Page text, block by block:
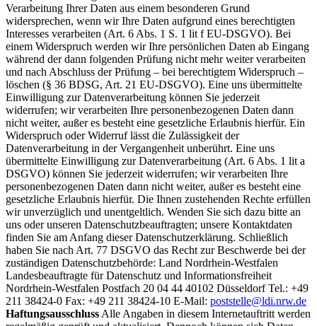
Verarbeitung Ihrer Daten aus einem besonderen Grund
widersprechen, wenn wir Ihre Daten aufgrund eines berechtigten
Interesses verarbeiten (Art. 6 Abs. 1 S. 1 lit f EU-DSGVO). Bei
einem Widerspruch werden wir Ihre persönlichen Daten ab Eingang
während der dann folgenden Prüfung nicht mehr weiter verarbeiten
und nach Abschluss der Prüfung – bei berechtigtem Widerspruch –
löschen (§ 36 BDSG, Art. 21 EU-DSGVO). Eine uns übermittelte
Einwilligung zur Datenverarbeitung können Sie jederzeit
widerrufen; wir verarbeiten Ihre personenbezogenen Daten dann
nicht weiter, außer es besteht eine gesetzliche Erlaubnis hierfür. Ein
Widerspruch oder Widerruf lässt die Zulässigkeit der
Datenverarbeitung in der Vergangenheit unberührt. Eine uns
übermittelte Einwilligung zur Datenverarbeitung (Art. 6 Abs. 1 lit a
DSGVO) können Sie jederzeit widerrufen; wir verarbeiten Ihre
personenbezogenen Daten dann nicht weiter, außer es besteht eine
gesetzliche Erlaubnis hierfür. Die Ihnen zustehenden Rechte erfüllen
wir unverzüglich und unentgeltlich. Wenden Sie sich dazu bitte an
uns oder unseren Datenschutzbeauftragten; unsere Kontaktdaten
finden Sie am Anfang dieser Datenschutzerklärung. Schließlich
haben Sie nach Art. 77 DSGVO das Recht zur Beschwerde bei der
zuständigen Datenschutzbehörde: Land Nordrhein-Westfalen
Landesbeauftragte für Datenschutz und Informationsfreiheit
Nordrhein-Westfalen Postfach 20 04 44 40102 Düsseldorf Tel.: +49
211 38424-0 Fax: +49 211 38424-10 E-Mail: poststelle@ldi.nrw.de
Haftungsausschluss Alle Angaben in diesem Internetauftritt werden